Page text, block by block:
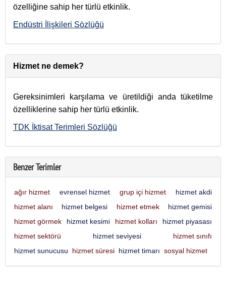
özelliğine sahip her türlü etkinlik.
Endüstri İlişkileri Sözlüğü
Hizmet ne demek?
Gereksinimleri karşılama ve üretildiği anda tüketilme
özelliklerine sahip her türlü etkinlik.
TDK İktisat Terimleri Sözlüğü
Benzer Terimler
ağır hizmet evrensel hizmet grup içi hizmet
hizmet akdi
hizmet alanı
hizmet belgesi hizmet etmek
hizmet gemisi
hizmet görmek
hizmet kesimi hizmet kolları
hizmet piyasası
hizmet sektörü
hizmet seviyesi
hizmet sınıfı
hizmet sunucusu
hizmet süresi hizmet timarı sosyal hizmet